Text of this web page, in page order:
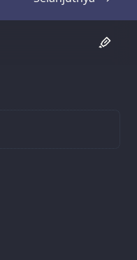
Transkrip